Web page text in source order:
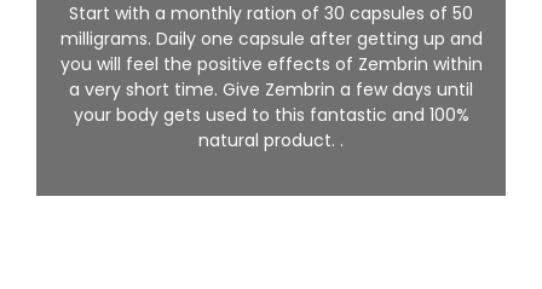
Start with a monthly ration of 30 capsules of 50
milligrams. Daily one capsule after getting up and
you will feel the positive effects of Zembrin within
a very short time. Give Zembrin a few days until
your body gets used to this fantastic and 100%
natural product. .